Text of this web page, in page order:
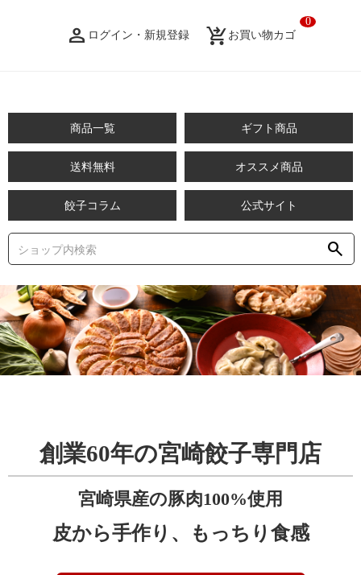
person_filled ログイン・新規登録 shopping_cart_checkout お買い物カゴ
0
商品一覧 ギフト商品
送料無料 オススメ商品
餃子コラム 公式サイト
search
創業60年の宮崎餃子専門店
宮崎県産の豚肉100%使用
皮から手作り、もっちり食感